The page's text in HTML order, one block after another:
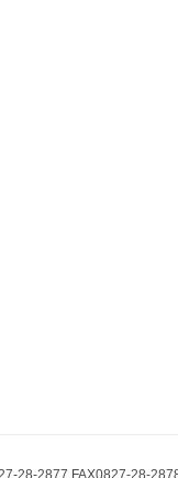
28-2877 FAX0827-28-